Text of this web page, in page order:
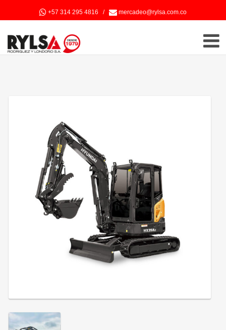
+57 314 295 4816 / mercadeo@rylsa.com.co